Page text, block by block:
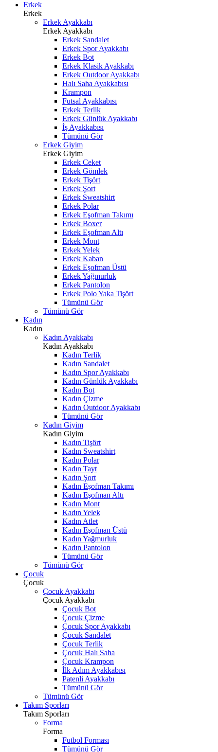
Erkek
Erkek
Erkek Ayakkabı
Erkek Ayakkabı
Erkek Sandalet
Erkek Spor Ayakkabı
Erkek Bot
Erkek Klasik Ayakkabı
Erkek Outdoor Ayakkabı
Halı Saha Ayakkabısı
Krampon
Futsal Ayakkabısı
Erkek Terlik
Erkek Günlük Ayakkabı
İş Ayakkabısı
Tümünü Gör
Erkek Giyim
Erkek Giyim
Erkek Ceket
Erkek Gömlek
Erkek Tişört
Erkek Şort
Erkek Sweatshirt
Erkek Polar
Erkek Eşofman Takımı
Erkek Boxer
Erkek Eşofman Altı
Erkek Mont
Erkek Yelek
Erkek Kaban
Erkek Eşofman Üstü
Erkek Yağmurluk
Erkek Pantolon
Erkek Polo Yaka Tişört
Tümünü Gör
Tümünü Gör
Kadın
Kadın
Kadın Ayakkabı
Kadın Ayakkabı
Kadın Terlik
Kadın Sandalet
Kadın Spor Ayakkabı
Kadın Günlük Ayakkabı
Kadın Bot
Kadın Çizme
Kadın Outdoor Ayakkabı
Tümünü Gör
Kadın Giyim
Kadın Giyim
Kadın Tişört
Kadın Sweatshirt
Kadın Polar
Kadın Tayt
Kadın Şort
Kadın Eşofman Takımı
Kadın Eşofman Altı
Kadın Mont
Kadın Yelek
Kadın Atlet
Kadın Eşofman Üstü
Kadın Yağmurluk
Kadın Pantolon
Tümünü Gör
Tümünü Gör
Çocuk
Çocuk
Çocuk Ayakkabı
Çocuk Ayakkabı
Çocuk Bot
Çocuk Çizme
Çocuk Spor Ayakkabı
Çocuk Sandalet
Çocuk Terlik
Çocuk Halı Saha
Çocuk Krampon
İlk Adım Ayakkabısı
Patenli Ayakkabı
Tümünü Gör
Tümünü Gör
Takım Sporları
Takım Sporları
Forma
Forma
Futbol Forması
Tümünü Gör